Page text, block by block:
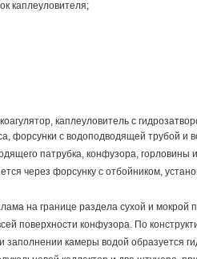
каплеуловителя;
каплеуловитель с
форсунки с водоподводящей трубой
патрубка, конфузора,
через форсунку с отбойником,
на границе раздела сухой и мокрой
поверхности конфузора. По
заполнении камеры водой образуется